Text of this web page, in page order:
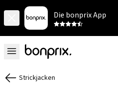
Die bonprix App
Strickjacken